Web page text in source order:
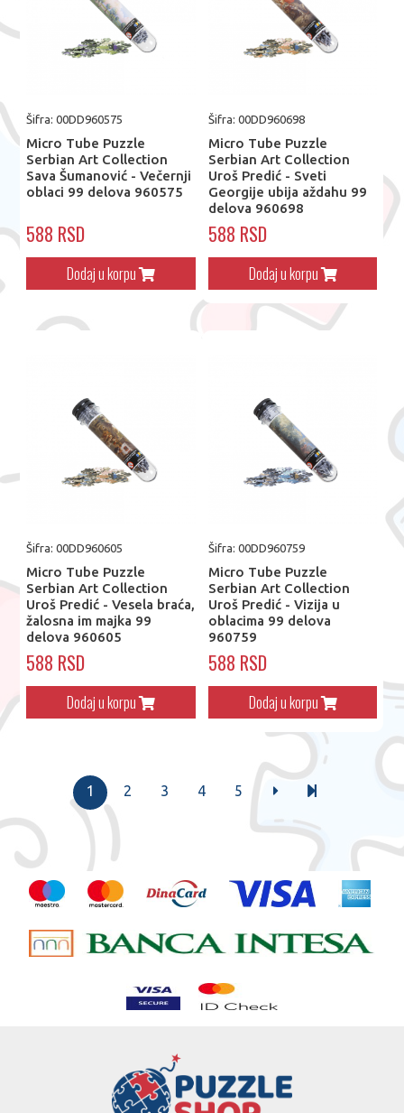
Šifra: 00DD960575
Micro Tube Puzzle
Serbian Art Collection
Sava Šumanović - Večernji
oblaci 99 delova 960575
588 RSD
Dodaj u korpu
Šifra: 00DD960698
Micro Tube Puzzle
Serbian Art Collection
Uroš Predić - Sveti
Georgije ubija aždahu 99
delova 960698
588 RSD
Dodaj u korpu
Šifra: 00DD960605
Micro Tube Puzzle
Serbian Art Collection
Uroš Predić - Vesela braća,
žalosna im majka 99
delova 960605
588 RSD
Dodaj u korpu
Šifra: 00DD960759
Micro Tube Puzzle
Serbian Art Collection
Uroš Predić - Vizija u
oblacima 99 delova
960759
588 RSD
Dodaj u korpu
1 2 3 4 5